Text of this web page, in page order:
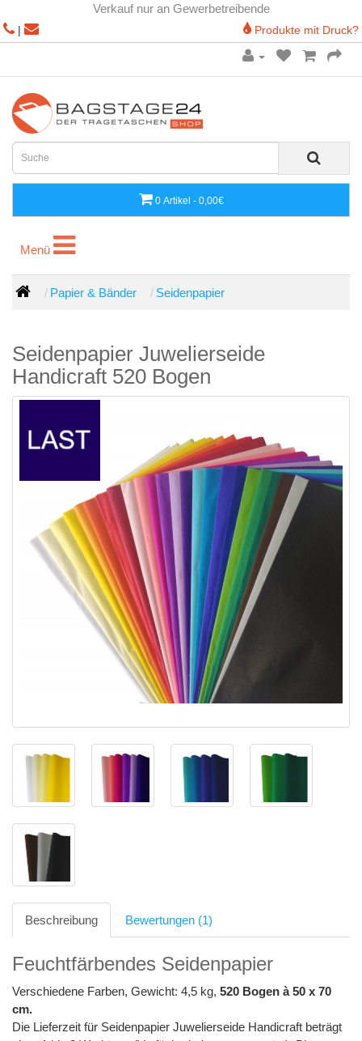
Verkauf nur an Gewerbetreibende
| Produkte mit Druck?
0 Artikel - 0,00€
Menü
Menü
Papier & Bänder Seidenpapier
Seidenpapier Juwelierseide
Handicraft 520 Bogen
Beschreibung Bewertungen (1)
Feuchtfärbendes Seidenpapier
Verschiedene Farben, Gewicht: 4,5 kg, 520 Bogen à 50 x 70
cm.
Die Lieferzeit für Seidenpapier Juwelierseide Handicraft beträgt